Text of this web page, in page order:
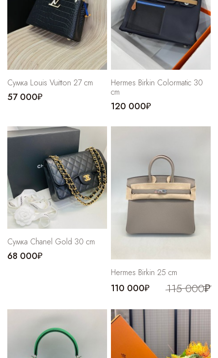
Сумка Louis Vuitton 27 cm
57 000₽
Hermes Birkin Colormatic 30
cm
120 000₽
Cумка Chanel Gold 30 cm
68 000₽
Hermes Birkin 25 cm
110 000₽ 115 000₽